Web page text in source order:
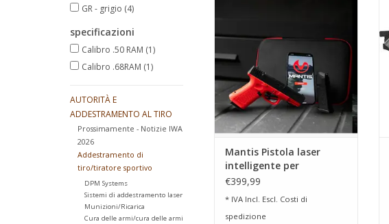
GR - grigio (4)
specificazioni
Calibro .50 RAM (1)
Calibro .68RAM (1)
AUTORITÀ E
ADDESTRAMENTO AL TIRO
Prossimamente - Notizie IWA
2026
Addestramento di
tiro/tiratore sportivo
DPM Systems
Sistemi di addestramento laser
Munizioni/Ricarica
Cura delle armi/cura delle armi
AGGIUNGI AL CARRELLO
Mantis Pistola laser
intelligente per
addestramento TitanX
€399,99
* IVA Incl. Escl. Costi di
spedizione